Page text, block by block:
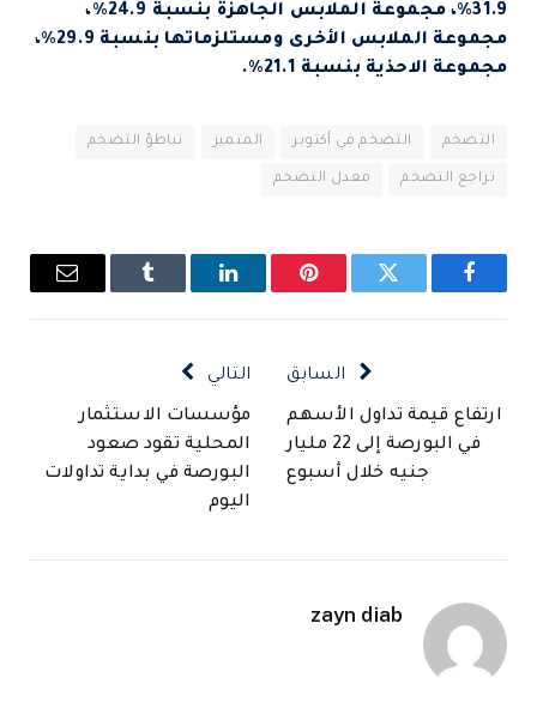
31.9%، مجموعة الملابس الجاهزة بنسبة 24.9%،
مجموعة الملابس الأخرى ومستلزماتها بنسبة 29.9%،
مجموعة الاحذية بنسبة 21.1%.
التضخم التضخم في أكتوبر المتميز تباطؤ التضخم
تراجع التضخم معدل التضخم
فيسبوك تويتر بينتيريستلينكدإن Tumblr
البريد
السابق
ارتفاع قيمة تداول الأسهم
في البورصة إلى 22 مليار
جنيه خلال أسبوع
التالي
مؤسسات الاستثمار
المحلية تقود صعود
البورصة في بداية تداولات
اليوم
zayn diab